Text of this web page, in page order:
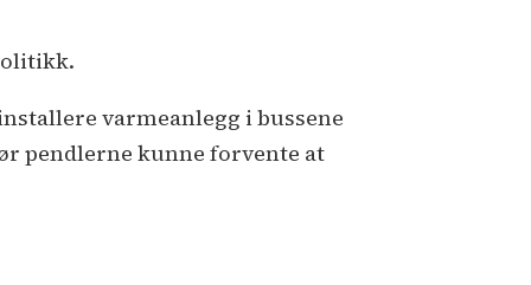
varmeanlegg i bussene
pendlerne kunne forvente at